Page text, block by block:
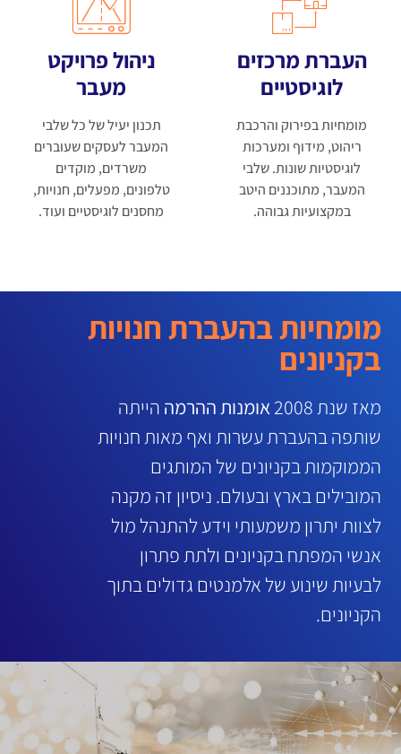
העברת מרכזים
לוגיסטיים
מומחיות בפירוק והרכבת
ריהוט, מידוף ומערכות
לוגיסטיות שונות. שלבי
המעבר, מתוכננים היטב
במקצועיות גבוהה.
ניהול פרויקט
מעבר
תכנון יעיל של כל שלבי
המעבר לעסקים שעוברים
משרדים, מוקדים
טלפונים, מפעלים, חנויות,
מחסנים לוגיסטיים ועוד.
מומחיות בהעברת חנויות
בקניונים
מאז שנת 2008 אומנות ההרמה הייתה
שותפה בהעברת עשרות ואף מאות חנויות
הממוקמות בקניונים של המותגים
המובילים בארץ ובעולם. ניסיון זה מקנה
לצוות יתרון משמעותי וידע להתנהל מול
אנשי המפתח בקניונים ולתת פתרון
לבעיות שינוע של אלמנטים גדולים בתוך
הקניונים.